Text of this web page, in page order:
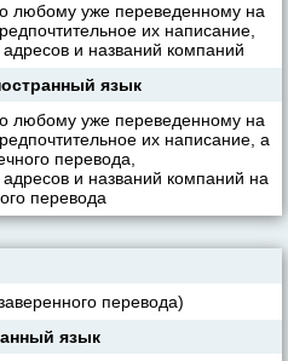
любому уже переведенному на
их написание,
и названий компаний
язык
любому уже переведенному на
их написание, а
перевода,
и названий компаний на
перевода
перевода)
язык